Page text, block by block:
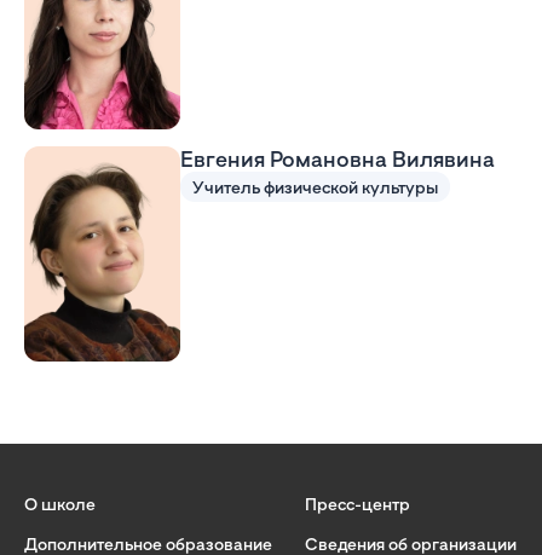
Евгения Романовна Вилявина
Учитель физической культуры
О школе
Дополнительное образование
Пресс-центр
Сведения об организации